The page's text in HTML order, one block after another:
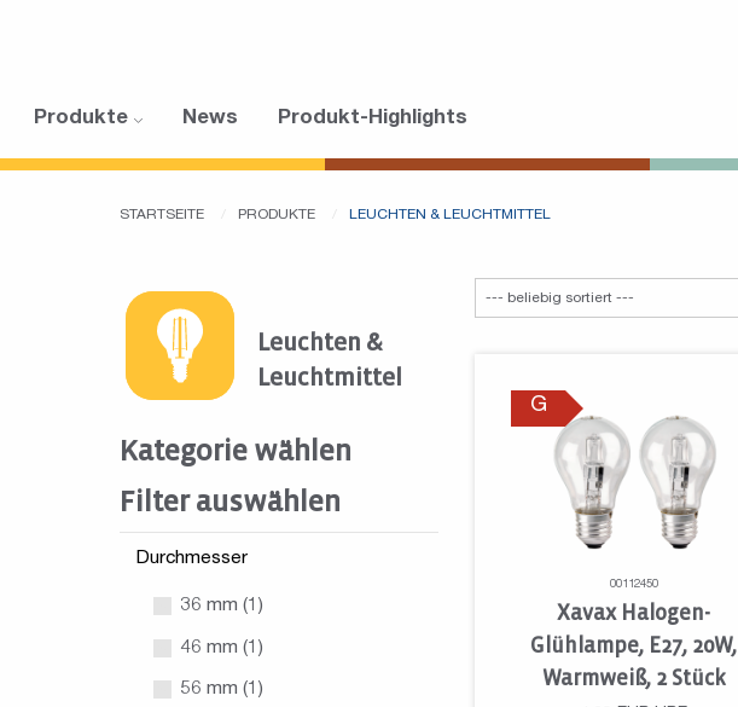
Produkte News Produkt-Highlights
STARTSEITE PRODUKTE LEUCHTEN & LEUCHTMITTEL
Leuchten &
Leuchtmittel
Kategorie wählen
Filter auswählen
Durchmesser
36 mm (1)
46 mm (1)
56 mm (1)
G
00112450
Xavax Halogen-
Glühlampe, E27, 20W,
Warmweiß, 2 Stück